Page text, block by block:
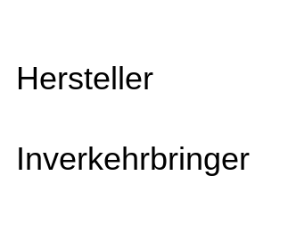
Hersteller
Inverkehrbringer